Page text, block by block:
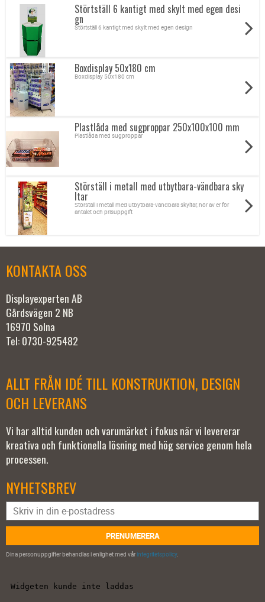
Störtställ 6 kantigt med skylt med egen desi
gn
Störtställ 6 kantigt med skylt med egen design
Boxdisplay 50x180 cm
Boxdisplay 50x180 cm
Plastlåda med sugproppar 250x100x100 mm
Plastlåda med sugproppar
Störställ i metall med utbytbara-vändbara sky
ltar
Störställ i metall med utbytbara-vändbara skyltar, hör av er för
antalet och prisuppgift
KONTAKTA OSS
Displayexperten AB
Gårdsvägen 2 NB
16970 Solna
Tel: 0730-925482
ALLT FRÅN IDÉ TILL KONSTRUKTION, DESIGN
OCH LEVERANS
Vi har alltid kunden och varumärket i fokus när vi levererar
kreativa och funktionella lösning med hög service genom hela
processen.
NYHETSBREV
PRENUMERERA
Dina personuppgifter behandlas i enlighet med vårintegritetspolicy.